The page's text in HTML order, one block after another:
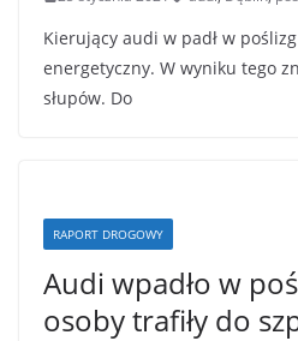
Kierujący audi w padł w
energetyczny. W wyniku tego
słupów. Do
RAPORT DROGOWY
Audi wpadło w
osoby trafiły do